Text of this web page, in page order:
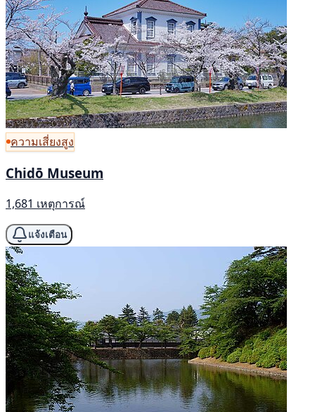
ความเสี่ยงสูง
Chidō Museum
1,681 เหตุการณ์
แจ้งเตือน